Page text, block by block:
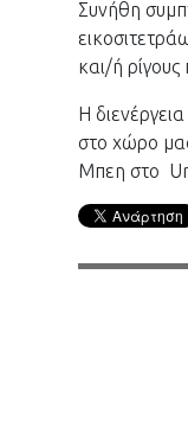
Συνήθη
και/ή
Η
στο χώρο
Μπεη στο